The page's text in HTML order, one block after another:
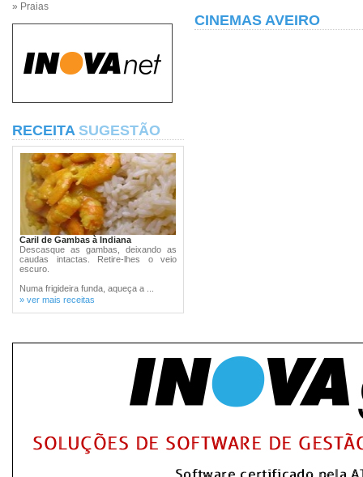
» Praias
RECEITA SUGESTÃO
Caril de Gambas à Indiana
Descasque as gambas, deixando as
caudas intactas. Retire-lhes o veio
escuro.
Numa frigideira funda, aqueça a ...
» ver mais receitas
CINEMAS AVEIRO